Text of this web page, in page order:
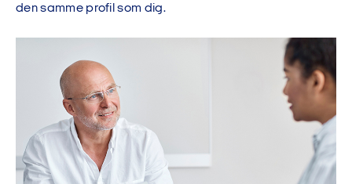
den samme profil som dig.